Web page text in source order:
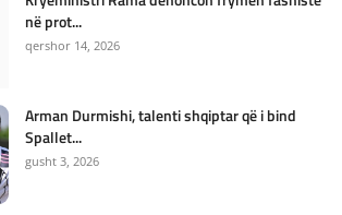
në prot...
qershor 14, 2026
Arman Durmishi, talenti shqiptar që i bind
Spallet...
gusht 3, 2026